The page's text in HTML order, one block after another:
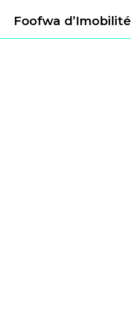
Foofwa d’Imobilité